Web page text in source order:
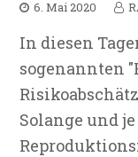
6. Mai 2020
In diesen
sogenannten
Solange und